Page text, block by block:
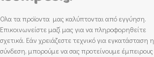
Ολα τα προϊοντα μας καλύπτονται από εγγύηση.
Επικοινωνείστε μαζί μας για να πληροφορηθείτε
σχετικά. Εάν χρειάζεστε τεχνικό για εγκατάσταση η
σύνδεση, μπορούμε να σας προτείνουμε έμπειρους